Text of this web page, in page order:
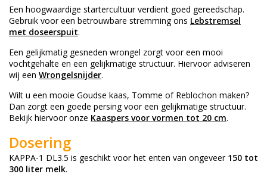
Een hoogwaardige startercultuur verdient goed gereedschap.
Gebruik voor een betrouwbare stremming ons Lebstremsel
met doseerspuit.
Een gelijkmatig gesneden wrongel zorgt voor een mooi
vochtgehalte en een gelijkmatige structuur. Hiervoor adviseren
wij een Wrongelsnijder.
Wilt u een mooie Goudse kaas, Tomme of Reblochon maken?
Dan zorgt een goede persing voor een gelijkmatige structuur.
Bekijk hiervoor onze Kaaspers voor vormen tot 20 cm.
Dosering
KAPPA-1 DL3.5 is geschikt voor het enten van ongeveer 150 tot
300 liter melk.